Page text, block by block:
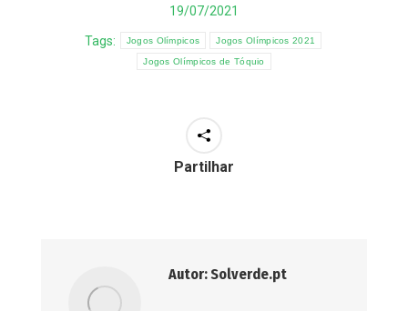
19/07/2021
Tags: Jogos Olímpicos Jogos Olímpicos 2021
Jogos Olímpicos de Tóquio
Partilhar
Autor:Solverde.pt